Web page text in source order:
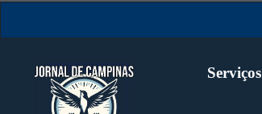
Serviços